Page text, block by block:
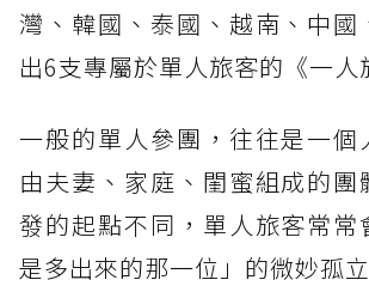
灣、韓國、泰國、越南、中國
出6支專屬於單人旅客的《一人
一般的單人參團，往往是一個
由夫妻、家庭、閨蜜組成的團
發的起點不同，單人旅客常常
是多出來的那一位」的微妙孤立